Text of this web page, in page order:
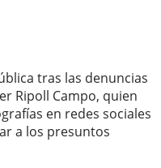
tras las denuncias
Ripoll Campo, quien
en redes sociales
a los presuntos